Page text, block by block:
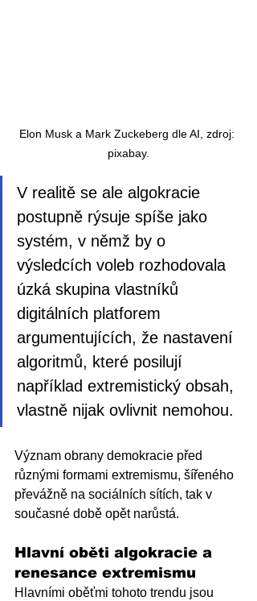
Elon Musk a Mark Zuckeberg dle AI, zdroj:
pixabay.
V realitě se ale algokracie
postupně rýsuje spíše jako
systém, v němž by o
výsledcích voleb rozhodovala
úzká skupina vlastníků
digitálních platforem
argumentujících, že nastavení
algoritmů, které posilují
například extremistický obsah,
vlastně nijak ovlivnit nemohou.
Význam obrany demokracie před
různými formami extremismu, šířeného
převážně na sociálních sítích, tak v
současné době opět narůstá.
Hlavní oběti algokracie a
renesance extremismu
Hlavními oběťmi tohoto trendu jsou